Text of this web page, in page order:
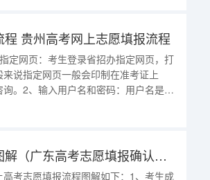
贵州高考网上志愿填报流程
定网页：考生登录省招办指定网页，打
说指定网页一般会印制在准考证上
。2、输入用户名和密码：用户名是考
一次登录网上填报志愿系统要输入初
网上高考志愿填报流程图解（广东高考志愿填报确认页面是怎样的）
考志愿填报流程图解如下：1、考生成